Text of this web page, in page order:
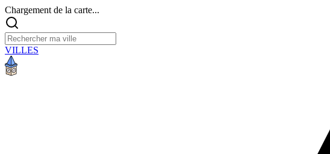
Chargement de la carte...
VILLES